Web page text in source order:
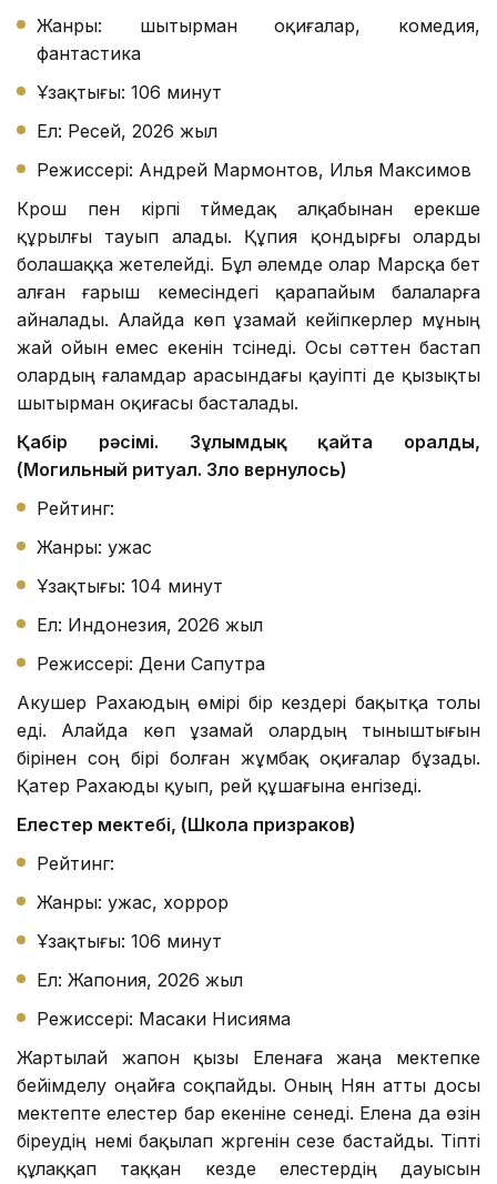
Жанры: шытырман оқиғалар, комедия,
фантастика
Ұзақтығы: 106 минут
Ел: Ресей, 2026 жыл
Режиссері: Андрей Мармонтов, Илья Максимов
Крош пен кірпі түймедақ алқабынан ерекше
құрылғы тауып алады. Құпия қондырғы оларды
болашаққа жетелейді. Бұл әлемде олар Марсқа бет
алған ғарыш кемесіндегі қарапайым балаларға
айналады. Алайда көп ұзамай кейіпкерлер мұның
жай ойын емес екенін түсінеді. Осы сәттен бастап
олардың ғаламдар арасындағы қауіпті де қызықты
шытырман оқиғасы басталады.
Қабір рәсімі. Зұлымдық қайта оралды,
(Могильный ритуал. Зло вернулось)
Рейтинг:
Жанры: ужас
Ұзақтығы: 104 минут
Ел: Индонезия, 2026 жыл
Режиссері: Дени Сапутра
Акушер Рахаюдың өмірі бір кездері бақытқа толы
еді. Алайда көп ұзамай олардың тыныштығын
бірінен соң бірі болған жұмбақ оқиғалар бұзады.
Қатер Рахаюды қуып, үрей құшағына енгізеді.
Елестер мектебі, (Школа призраков)
Рейтинг:
Жанры: ужас, хоррор
Ұзақтығы: 106 минут
Ел: Жапония, 2026 жыл
Режиссері: Масаки Нисияма
Жартылай жапон қызы Еленаға жаңа мектепке
бейімделу оңайға соқпайды. Оның Нян атты досы
мектепте елестер бар екеніне сенеді. Елена да өзін
біреудің үнемі бақылап жүргенін сезе бастайды. Тіпті
құлаққап таққан кезде елестердің дауысын